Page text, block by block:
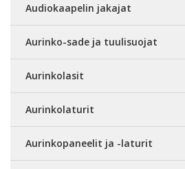
Audiokaapelin jakajat
Aurinko-sade ja tuulisuojat
Aurinkolasit
Aurinkolaturit
Aurinkopaneelit ja -laturit